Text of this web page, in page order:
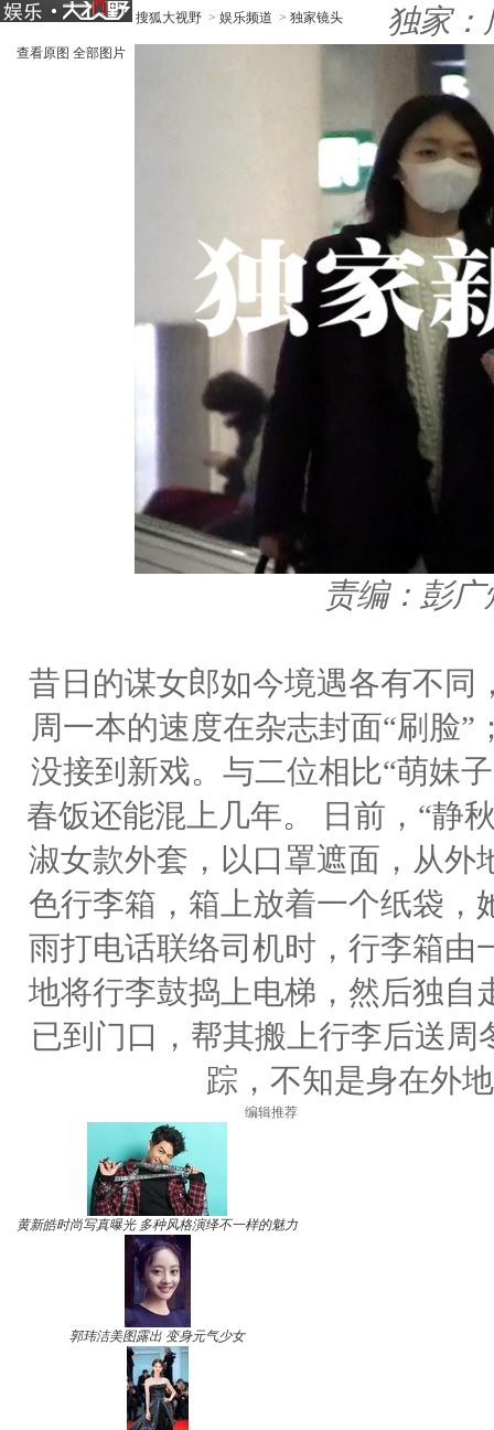
搜狐大视野 > 娱乐频道 > 独家镜头 独家：
查看原图 全部图片
责编：彭广
昔日的谋女郎如今境遇各有不同
周一本的速度在杂志封面“刷脸
没接到新戏。与二位相比“萌妹
春饭还能混上几年。 日前，“静
淑女款外套，以口罩遮面，从外
色行李箱，箱上放着一个纸袋，
雨打电话联络司机时，行李箱由
地将行李鼓捣上电梯，然后独自
已到门口，帮其搬上行李后送周
踪，不知是身在外
编辑推荐
黄新皓时尚写真曝光 多种风格演绎不一样的魅力
郭玮洁美图露出 变身元气少女